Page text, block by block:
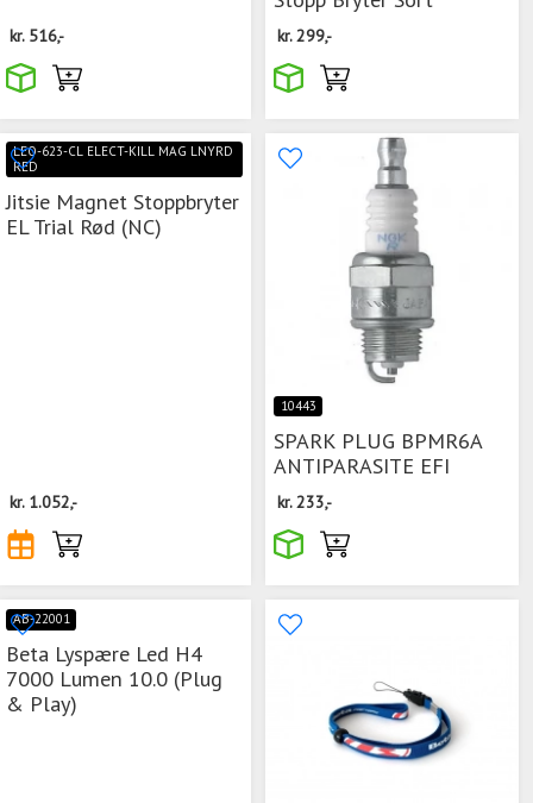
kr. 516,- kr.299,-
LEO-623-CL ELECT-KILL MAG LNYRD
RED
Jitsie Magnet Stoppbryter
EL Trial Rød (NC)
kr. 1.052,-
10443
SPARK PLUG BPMR6A
ANTIPARASITE EFI
kr.233,-
AB-22001
Beta Lyspære Led H4
7000 Lumen 10.0 (Plug
& Play)